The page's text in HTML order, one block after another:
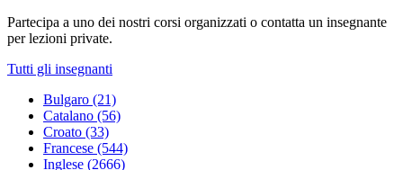
Partecipa a uno dei nostri corsi organizzati o contatta un insegnante
per lezioni private.
Tutti gli insegnanti
Bulgaro (21)
Catalano (56)
Croato (33)
Francese (544)
Inglese (2666)